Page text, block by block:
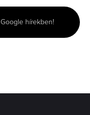
hírekben!